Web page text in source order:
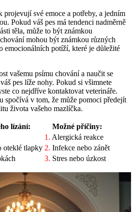
projevují své emoce a potřeby, a jedním
Pokud váš pes má tendenci nadměrně
těla, může to být známkou
mohou být známkou různých
emocionálních potíží, které je důležité
vašemu psímu chování a naučit se
pes líže nohy. Pokud si všimnete
co nejdříve kontaktovat veterináře.
spočívá v tom, že může pomoci předejít
života vašeho mazlíčka.
lízání:
Možné příčiny:
1. Alergická reakce
oteklé tlapky 2. Infekce nebo zánět
3. Stres nebo úzkost